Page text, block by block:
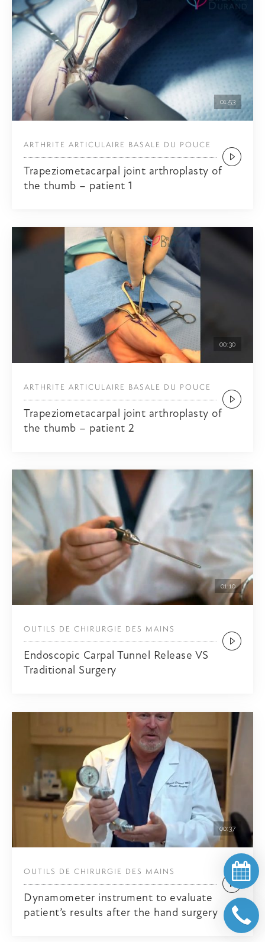
01:53
Trapeziometacarpal joint arthroplasty of
the thumb – patient 1
ARTHRITE ARTICULAIRE BASALE DU POUCE
00:30
Trapeziometacarpal joint arthroplasty of
the thumb – patient 2
ARTHRITE ARTICULAIRE BASALE DU POUCE
01:10
Endoscopic Carpal Tunnel Release VS
Traditional Surgery
OUTILS DE CHIRURGIE DES MAINS
00:37
Dynamometer instrument to evaluate
patient’s results after the hand surgery
OUTILS DE CHIRURGIE DES MAINS